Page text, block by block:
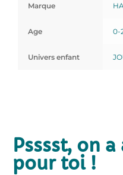
Marque
Age 0-
Univers enfant
Psssst, on
pour toi !